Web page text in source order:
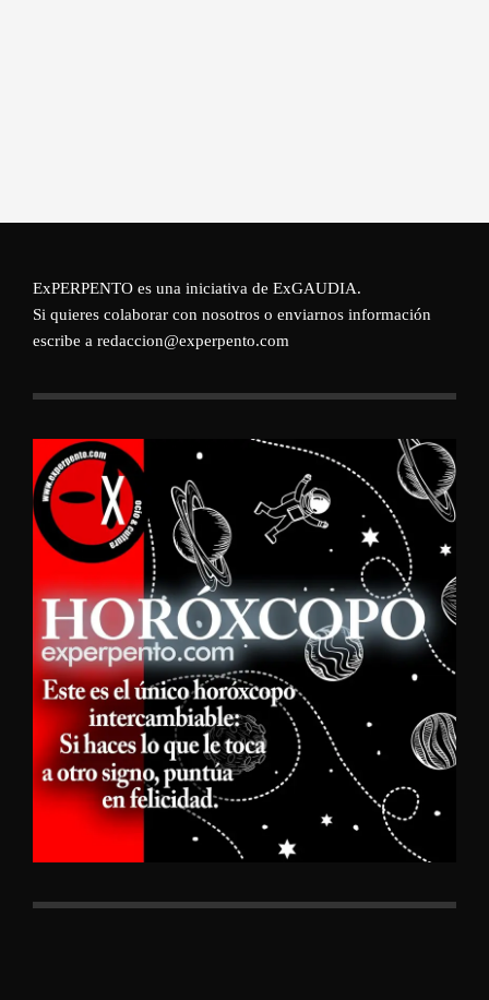
ExPERPENTO es una iniciativa de ExGAUDIA.
Si quieres colaborar con nosotros o enviarnos información
escribe a redaccion@experpento.com